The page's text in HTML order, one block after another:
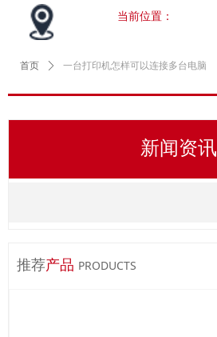
当前位置：
首页 ꄲ 一台打印机怎样可以连接多台电脑
新闻资讯
推荐产品 PRODUCTS